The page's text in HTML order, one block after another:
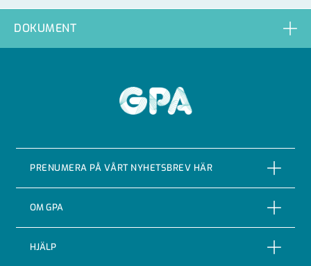
DOKUMENT
PRENUMERA PÅ VÅRT NYHETSBREV HÄR
OM GPA
Om företaget
HJÄLP